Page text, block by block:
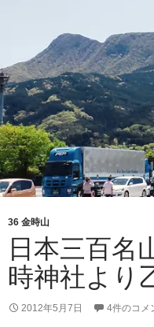
36 金時山
日本三百名
時神社より
2012年5月7日 4件のコメ